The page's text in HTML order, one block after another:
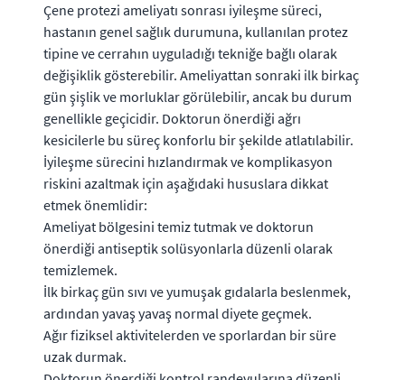
Çene protezi ameliyatı sonrası iyileşme süreci,
hastanın genel sağlık durumuna, kullanılan protez
tipine ve cerrahın uyguladığı tekniğe bağlı olarak
değişiklik gösterebilir. Ameliyattan sonraki ilk birkaç
gün şişlik ve morluklar görülebilir, ancak bu durum
genellikle geçicidir. Doktorun önerdiği ağrı
kesicilerle bu süreç konforlu bir şekilde atlatılabilir.
İyileşme sürecini hızlandırmak ve komplikasyon
riskini azaltmak için aşağıdaki hususlara dikkat
etmek önemlidir:
Ameliyat bölgesini temiz tutmak ve doktorun
önerdiği antiseptik solüsyonlarla düzenli olarak
temizlemek.
İlk birkaç gün sıvı ve yumuşak gıdalarla beslenmek,
ardından yavaş yavaş normal diyete geçmek.
Ağır fiziksel aktivitelerden ve sporlardan bir süre
uzak durmak.